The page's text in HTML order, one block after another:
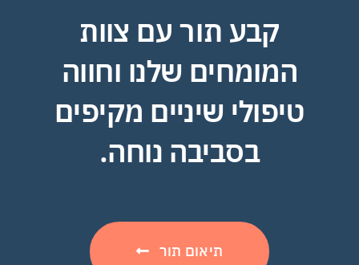
קבע תור עם צוות
המומחים שלנו וחווה
טיפולי שיניים מקיפים
בסביבה נוחה.
תיאום תור